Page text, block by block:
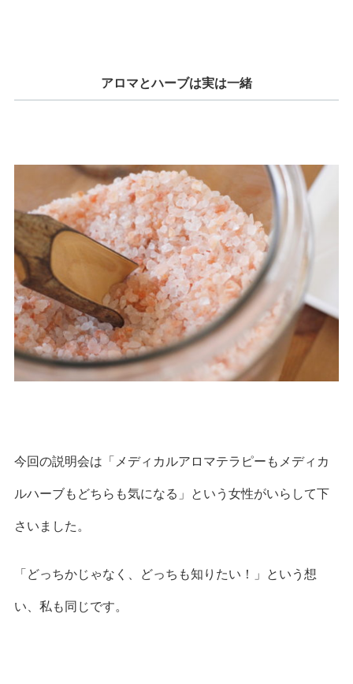
アロマとハーブは実は一緒
今回の説明会は「メディカルアロマテラピーもメディカ
ルハーブもどちらも気になる」という女性がいらして下
さいました。
「どっちかじゃなく、どっちも知りたい！」という想
い、私も同じです。